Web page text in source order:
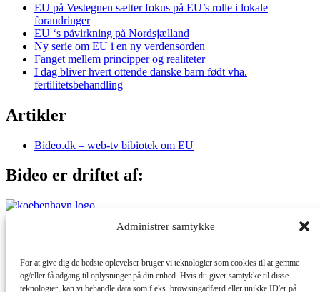
Administrer samtykke
For at give dig de bedste oplevelser bruger vi teknologier som cookies til at gemme
og/eller få adgang til oplysninger på din enhed. Hvis du giver samtykke til disse
teknologier, kan vi behandle data som f.eks. browsingadfærd eller unikke ID'er på
EU på Vestegnen sætter fokus på EU’s rolle i lokale
forandringer
EU ‘s påvirkning på Nordsjælland
Ny serie om EU i en ny verdensorden
Fanget mellem principper og realiteter
I dag bliver hvert ottende danske barn født vha.
fertilitetsbehandling
Artikler
Bideo.dk – web-tv bibiotek om EU
Bideo er driftet af:
Med støtte fra: